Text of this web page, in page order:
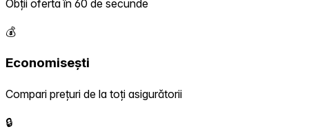
Obții oferta în 60 de secunde
💰
Economisești
Compari prețuri de la toți asigurătorii
🔒